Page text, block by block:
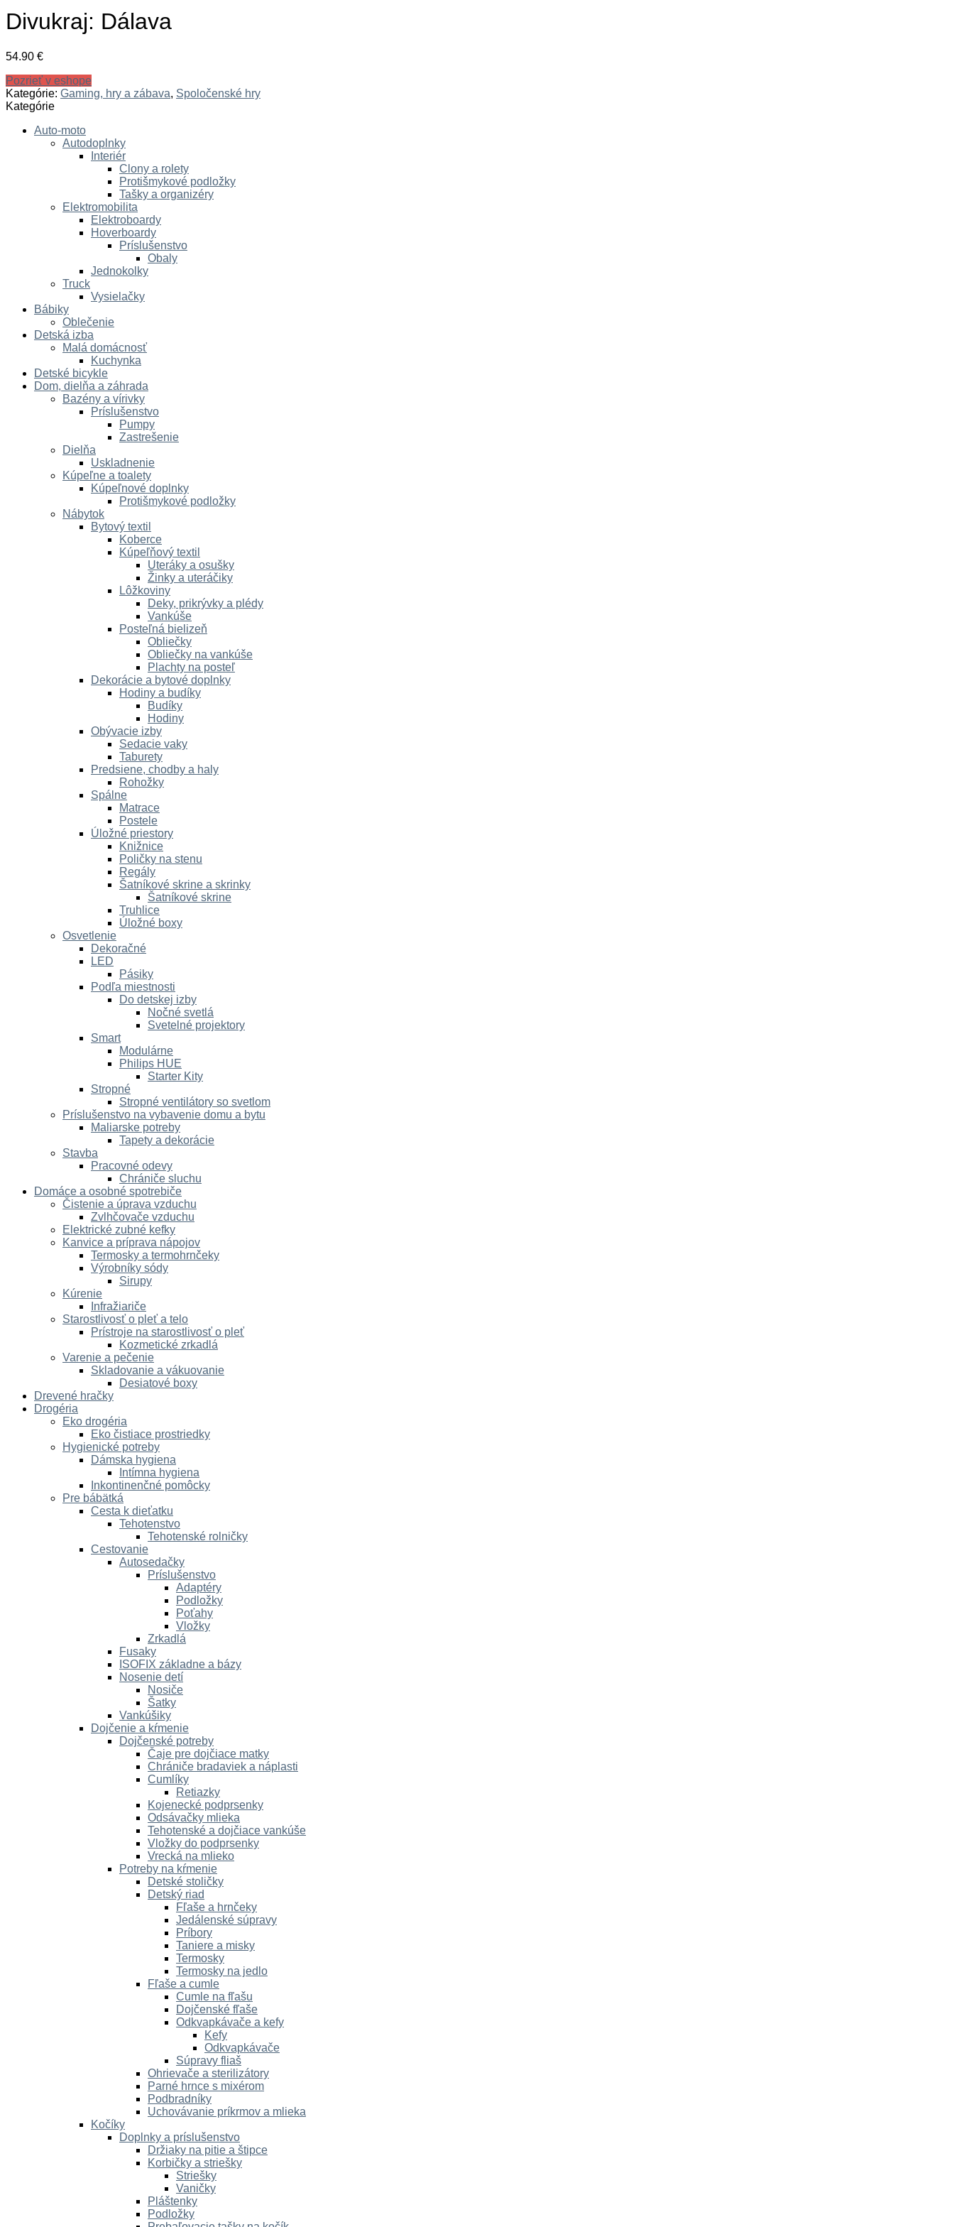
Divukraj: Dálava
54.90 €
Pozrieť v eshope
Kategórie: Gaming, hry a zábava, Spoločenské hry
Kategórie
Auto-moto
Autodoplnky
Interiér
Clony a rolety
Protišmykové podložky
Tašky a organizéry
Elektromobilita
Elektroboardy
Hoverboardy
Príslušenstvo
Obaly
Jednokolky
Truck
Vysielačky
Bábiky
Oblečenie
Detská izba
Malá domácnosť
Kuchynka
Detské bicykle
Dom, dielňa a záhrada
Bazény a vírivky
Príslušenstvo
Pumpy
Zastrešenie
Dielňa
Uskladnenie
Kúpeľne a toalety
Kúpeľnové doplnky
Protišmykové podložky
Nábytok
Bytový textil
Koberce
Kúpeľňový textil
Uteráky a osušky
Žinky a uteráčiky
Lôžkoviny
Deky, prikrývky a plédy
Vankúše
Posteľná bielizeň
Obliečky
Obliečky na vankúše
Plachty na posteľ
Dekorácie a bytové doplnky
Hodiny a budíky
Budíky
Hodiny
Obývacie izby
Sedacie vaky
Taburety
Predsiene, chodby a haly
Rohožky
Spálne
Matrace
Postele
Úložné priestory
Knižnice
Poličky na stenu
Regály
Šatníkové skrine a skrinky
Šatníkové skrine
Truhlice
Úložné boxy
Osvetlenie
Dekoračné
LED
Pásiky
Podľa miestnosti
Do detskej izby
Nočné svetlá
Svetelné projektory
Smart
Modulárne
Philips HUE
Starter Kity
Stropné
Stropné ventilátory so svetlom
Príslušenstvo na vybavenie domu a bytu
Maliarske potreby
Tapety a dekorácie
Stavba
Pracovné odevy
Chrániče sluchu
Domáce a osobné spotrebiče
Čistenie a úprava vzduchu
Zvlhčovače vzduchu
Elektrické zubné kefky
Kanvice a príprava nápojov
Termosky a termohrnčeky
Výrobníky sódy
Sirupy
Kúrenie
Infražiariče
Starostlivosť o pleť a telo
Prístroje na starostlivosť o pleť
Kozmetické zrkadlá
Varenie a pečenie
Skladovanie a vákuovanie
Desiatové boxy
Drevené hračky
Drogéria
Eko drogéria
Eko čistiace prostriedky
Hygienické potreby
Dámska hygiena
Intímna hygiena
Inkontinenčné pomôcky
Pre bábätká
Cesta k dieťatku
Tehotenstvo
Tehotenské rolničky
Cestovanie
Autosedačky
Príslušenstvo
Adaptéry
Podložky
Poťahy
Vložky
Zrkadlá
Fusaky
ISOFIX základne a bázy
Nosenie detí
Nosiče
Šatky
Vankúšiky
Dojčenie a kŕmenie
Dojčenské potreby
Čaje pre dojčiace matky
Chrániče bradaviek a náplasti
Cumlíky
Retiazky
Kojenecké podprsenky
Odsávačky mlieka
Tehotenské a dojčiace vankúše
Vložky do podprsenky
Vrecká na mlieko
Potreby na kŕmenie
Detské stoličky
Detský riad
Fľaše a hrnčeky
Jedálenské súpravy
Príbory
Taniere a misky
Termosky
Termosky na jedlo
Fľaše a cumle
Cumle na fľašu
Dojčenské fľaše
Odkvapkávače a kefy
Kefy
Odkvapkávače
Súpravy fliaš
Ohrievače a sterilizátory
Parné hrnce s mixérom
Podbradníky
Uchovávanie príkrmov a mlieka
Kočíky
Doplnky a príslušenstvo
Držiaky na pitie a štipce
Korbičky a striešky
Striešky
Vaničky
Pláštenky
Podložky